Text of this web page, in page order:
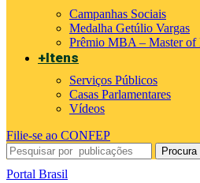
Campanhas Sociais
Medalha Getúlio Vargas
Prêmio MBA – Master of
+Itens
Serviços Públicos
Casas Parlamentares
Vídeos
Filie-se ao CONFEP
Procura
Portal Brasil